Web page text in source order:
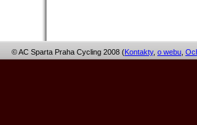
© AC Sparta Praha Cycling 2008 (Kontakty, o webu